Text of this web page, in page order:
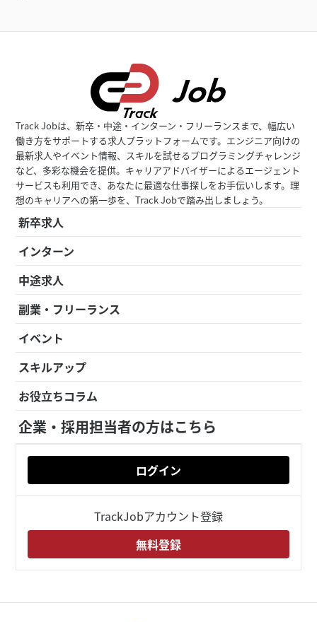
Track Jobは、新卒・中途・インターン・フリーランスまで、幅広い
働き方をサポートする求人プラットフォームです。エンジニア向けの
最新求人やイベント情報、スキルを試せるプログラミングチャレンジ
など、多彩な機会を提供。キャリアアドバイザーによるエージェント
サービスも利用でき、あなたに最適な仕事探しをお手伝いします。理
想のキャリアへの第一歩を、Track Jobで踏み出しましょう。
新卒求人
インターン
中途求人
副業・フリーランス
イベント
スキルアップ
お役立ちコラム
企業・採用担当者の方はこちら
ログイン
TrackJobアカウント登録
無料登録